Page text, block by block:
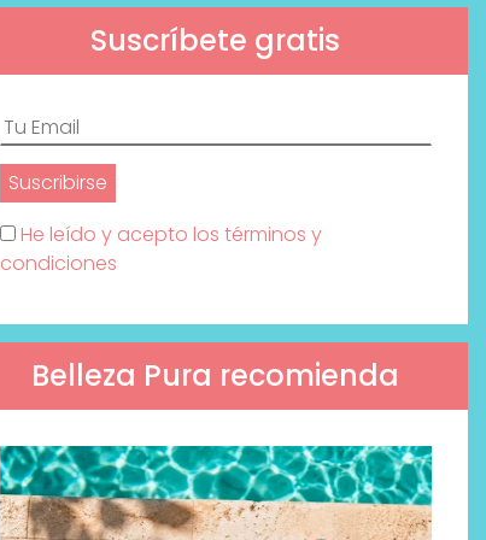
Suscríbete gratis
He leído y acepto los términos y
condiciones
Belleza Pura recomienda